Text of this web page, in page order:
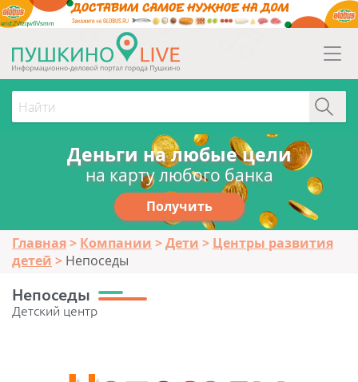
erid:2Vtzqw6Vsmm
Деньги на любые цели
на карту любого банка
Получить
Главная Компании Дети
Центры развития
детей
Непоседы
Непоседы
Детский центр